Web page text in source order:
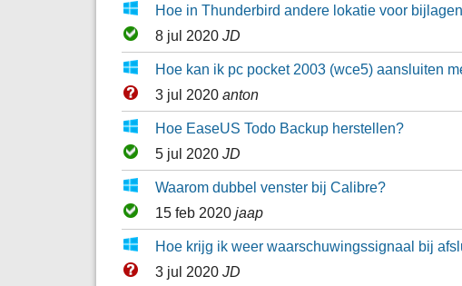
Hoe in Thunderbird andere lokatie voor
8 jul 2020 JD
Hoe kan ik pc pocket 2003 (wce5) aansluiten
3 jul 2020 anton
Hoe EaseUS Todo Backup herstellen?
5 jul 2020 JD
Waarom dubbel venster bij Calibre?
15 feb 2020 jaap
Hoe krijg ik weer waarschuwingssignaal bij
3 jul 2020 JD